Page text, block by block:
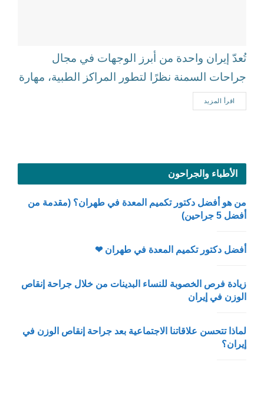
تُعدّ إيران واحدة من أبرز الوجهات في مجال
جراحات السمنة نظرًا لتطور المراكز الطبية، مهارة
الجرّاحين، وتكاليف العلاج المناسبة مقارنة...
اقرأ المزيد
الأطباء والجراحون
من هو أفضل دكتور تكميم المعدة في طهران؟ (مقدمة من
أفضل 5 جراحين)
أفضل دكتور تكميم المعدة في طهران ❤
زيادة فرص الخصوبة للنساء البدينات من خلال جراحة إنقاص
الوزن في إيران
لماذا تتحسن علاقاتنا الاجتماعية بعد جراحة إنقاص الوزن في
إيران؟